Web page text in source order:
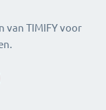
van TIMIFY voor